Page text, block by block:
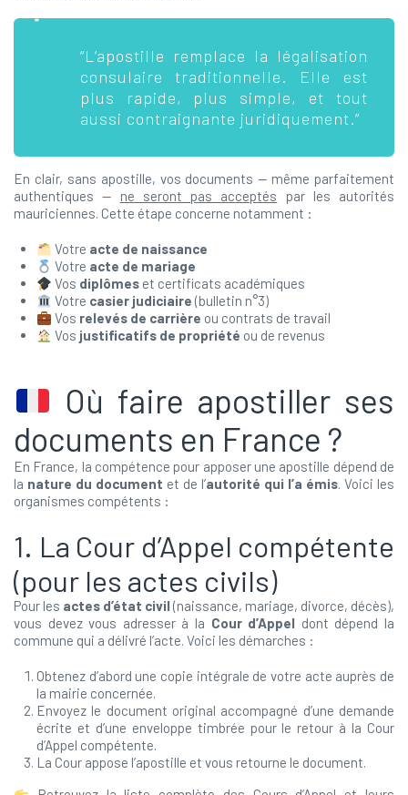
“L’apostille remplace la légalisation
consulaire traditionnelle. Elle est
plus rapide, plus simple, et tout
aussi contraignante juridiquement.”
En clair, sans apostille, vos documents — même parfaitement
authentiques — ne seront pas acceptés par les autorités
mauriciennes. Cette étape concerne notamment :
Votre acte de naissance
Votre acte de mariage
Vos diplômes et certificats académiques
Votre casier judiciaire (bulletin n°3)
Vos relevés de carrière ou contrats de travail
Vos justificatifs de propriété ou de revenus
Où faire apostiller ses
documents en France ?
En France, la compétence pour apposer une apostille dépend de
la nature du document et de l’autorité qui l’a émis. Voici les
organismes compétents :
1. La Cour d’Appel compétente
(pour les actes civils)
Pour les actes d’état civil (naissance, mariage, divorce, décès),
vous devez vous adresser à la Cour d’Appel dont dépend la
commune qui a délivré l’acte. Voici les démarches :
Obtenez d’abord une copie intégrale de votre acte auprès de
la mairie concernée.
Envoyez le document original accompagné d’une demande
écrite et d’une enveloppe timbrée pour le retour à la Cour
d’Appel compétente.
La Cour appose l’apostille et vous retourne le document.